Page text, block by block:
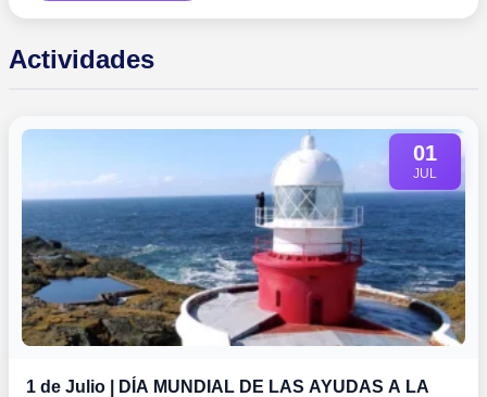
Actividades
01
JUL
1 de Julio | DÍA MUNDIAL DE LAS AYUDAS A LA